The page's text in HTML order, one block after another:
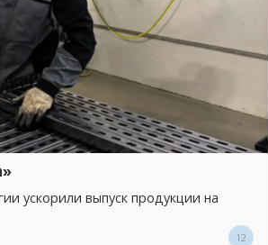
ускорили выпуск продукции на
12